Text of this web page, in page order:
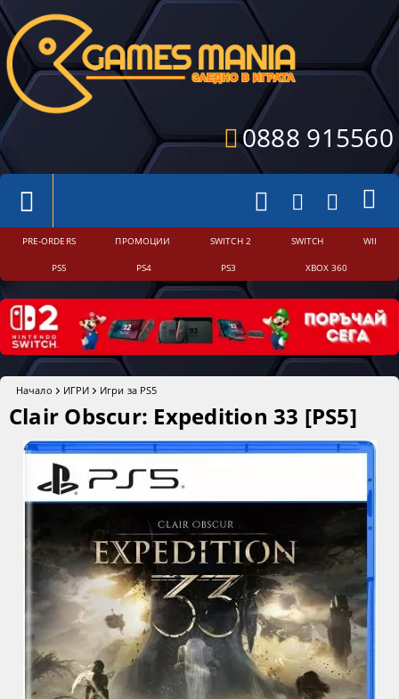
0888 915560
PRE-ORDERS ПРОМОЦИИ SWITCH 2 SWITCH WII
PS5 PS4 PS3 XBOX 360
Начало ИГРИ Игри за PS5
Clair Obscur: Expedition 33 [PS5]